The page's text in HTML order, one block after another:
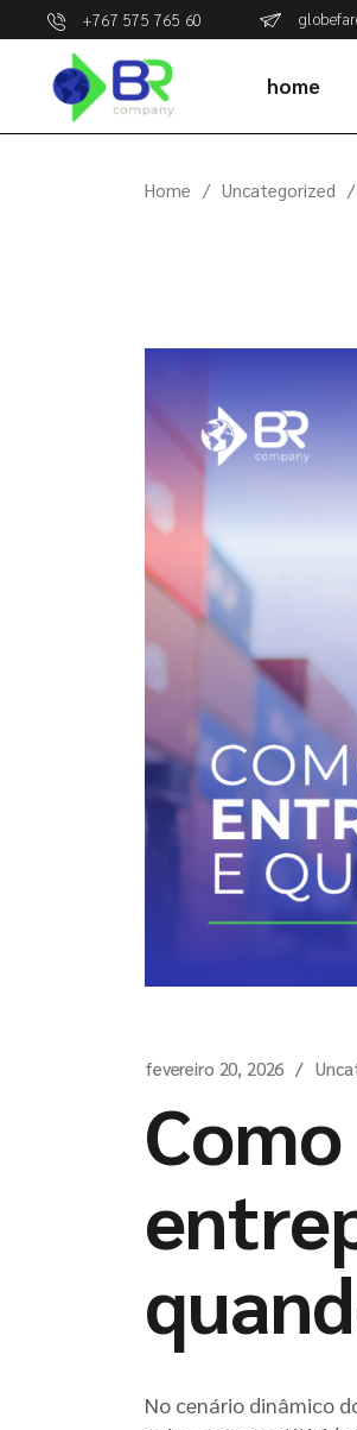
content
+767 575 765 60
home
Home Uncategorized
fevereiro 20, 2026
No cenário dinâmico